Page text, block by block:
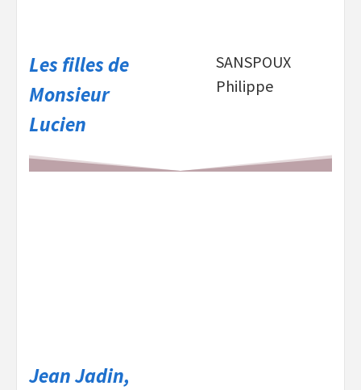
Les filles de
Monsieur
Lucien
SANSPOUX
Philippe
Jean Jadin,